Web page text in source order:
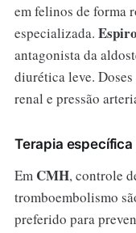
em felinos de forma
especializada.
antagonista da
diurética leve.
renal e pressão
Terapia
Em CMH, controle
tromboembolismo
preferido para